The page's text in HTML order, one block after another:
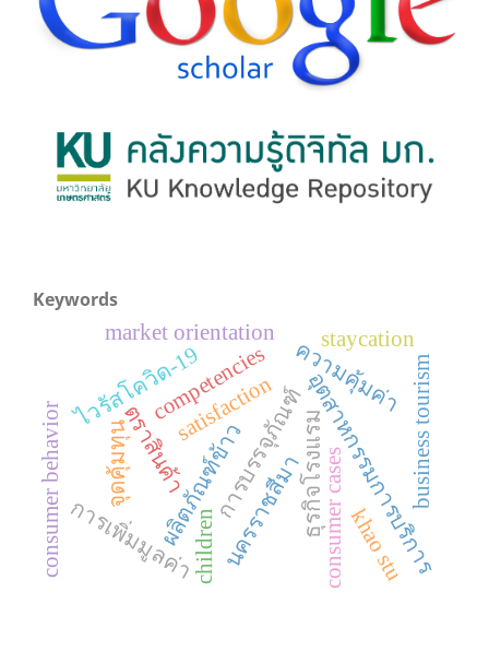
Keywords
ไวรัสโควิด-19
ผลิตภัณฑ์ข้าว
การเพิ่มมูลค่า
การบรรจุภัณฑ์
ตราสินค้า อุตสาหกรรมการบริการ
ธุรกิจโรงแรม
จุดคุ้มทุน
ความคุ้มค่า
market orientation
นครราชสีมา
satisfaction
consumer cases
business tourism
competencies
consumer behavior children
staycation
khao stu